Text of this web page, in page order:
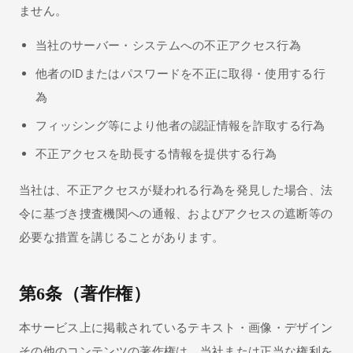
ません。
当社のサーバー・システムへの不正アクセス行為
他者のIDまたはパスワードを不正に取得・使用する行
為
フィッシング等により他者の認証情報を詐取する行為
不正アクセスを助長する情報を提供する行為
当社は、不正アクセスが疑われる行為を発見した場合、法
令に基づき捜査機関への通報、およびアクセスの遮断等の
必要な措置を講じることがあります。
第6条（著作権）
本サービス上に掲載されているテキスト・画像・デザイン